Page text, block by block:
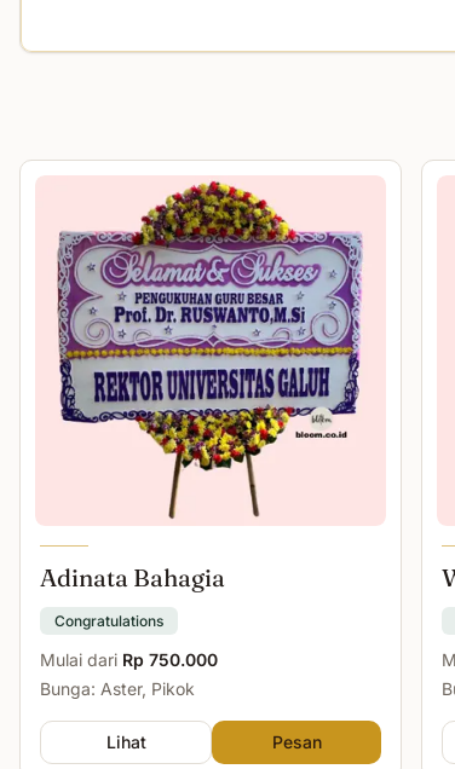
Adinata Bahagia
Congratulations
Mulai dari Rp 750.000
Bunga: Aster, Pikok
Lihat Pesan